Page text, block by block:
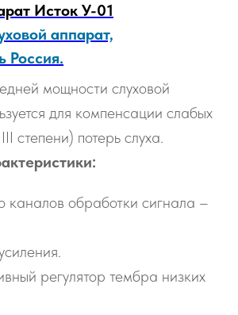
Исток У-01
аппарат,
Россия.
мощности слуховой
для компенсации слабых
степени) потерь слуха.
каналов обработки сигнала –
регулятор тембра низких